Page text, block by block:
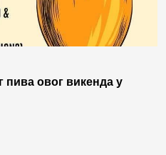
пива овог викенда у